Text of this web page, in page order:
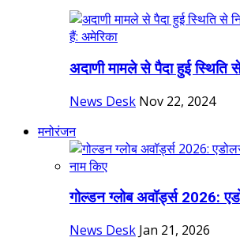
अदाणी मामले से पैदा हुई
News Desk Nov 22, 2024
मनोरंजन
गोल्डन ग्लोब अवॉर्ड्स 2026:
News Desk Jan 21, 2026